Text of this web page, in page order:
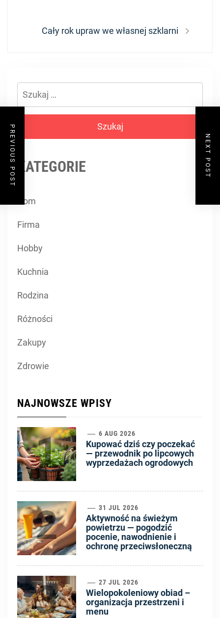
Next
Cały rok upraw we własnej szklarni
PREVIOUS POST NEXT POST
Szukaj:
KATEGORIE
Dom
Firma
Hobby
Kuchnia
Rodzina
Różności
Zakupy
Zdrowie
NAJNOWSZE WPISY
1 6 AUG 2026
Kupować dziś czy poczekać
— przewodnik po lipcowych
wyprzedażach ogrodowych
2 31 JUL 2026
Aktywność na świeżym
powietrzu — pogodzić
pocenie, nawodnienie i
ochronę przeciwsłoneczną
3 27 JUL 2026
Wielopokoleniowy obiad –
organizacja przestrzeni i
menu